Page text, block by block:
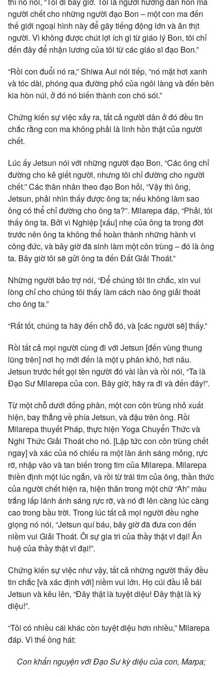
người chết cho những người đạo Bon – một con ma đến
thế giới ngoại hình này để gây tiếng động lớn và ăn thịt
người. Vì không được chút lợi ích gì từ giáo lý Bon, tôi chỉ
đến đây để nhận lương của tôi từ các giáo sĩ đạo Bon.”
“Rồi con đuổi nó ra,” Shiwa Aui nói tiếp, “nó mặt hơi xanh
và tóc dài, phóng qua đường phố của ngôi làng và đến bên
kia hòn núi, ở đó nó biến thành con chó sói.”
Chứng kiến sự việc xảy ra, tất cả người dân ở đó đều tin
chắc rằng con ma không phải là linh hồn thật của người
chết.
Lúc ấy Jetsun nói với những người đạo Bon, “Các ông chỉ
đường cho kẻ giết người, nhưng tôi chỉ đường cho người
chết.” Các thân nhân theo đạo Bon hỏi, “Vậy thì ông,
Jetsun, phải nhìn thấy được ông ta; nếu không làm sao
ông có thể chỉ đường cho ông ta?”. Milarepa đáp, “Phải, tôi
thấy ông ta. Bởi vì Nghiệp [xấu] nhẹ của ông ta trong đời
trước nên ông ta không thể hoàn thành những hành vi
công đức, và bây giờ đã sinh làm một côn trùng – đó là ông
ta. Bây giờ tôi sẽ gửi ông ta đến Đất Giải Thoát.”
Những người bảo trợ nói, “Để chúng tôi tin chắc, xin vui
lòng chỉ cho chúng tôi thấy làm cách nào ông giải thoát
cho ông ta.”
“Rất tốt, chúng ta hãy đến chỗ đó, và [các người sẽ] thấy.”
Rồi tất cả mọi người cùng đi với Jetsun [đến vùng thung
lũng trên] nơi họ mới đến là một ụ phân khô, hơi nâu.
Jetsun trước hết gọi tên người đó vài lần và rồi nói, “Ta là
Đạo Sư Milarepa của con. Bây giờ, hãy ra đi và đến đây!”.
Từ một chỗ dưới đống phân, một con côn trùng nhỏ xuất
hiện, bay thẳng về phía Jetsun, và đậu trên ông. Rồi
Milarepa thuyết Pháp, thực hiện Yoga Chuyển Thức và
Nghi Thức Giải Thoát cho nó. [Lập tức con côn trùng chết
ngay] và xác của nó chiếu ra một làn ánh sáng mỏng, rực
rỡ, nhập vào và tan biến trong tim của Milarepa. Milarepa
thiền định một lúc ngắn, và rồi từ trái tim của ông, thần thức
của người chết hiện ra, hiện thân trong một chữ “Ah” màu
trắng lấp lánh ánh sáng rực rỡ, và nó đi lên càng lúc càng
cao trong bầu trời. Trong lúc tất cả mọi người đều nghe
giọng nó nói, “Jetsun quí báu, bây giờ đã đưa con đến
niềm vui Giải Thoát. Ôi sự gia trì của thầy thật vĩ đại! Ân
huệ của thầy thật vĩ đại!”.
Chứng kiến sự việc như vậy, tất cả những người thấy đều
tin chắc [và xác định với] niềm vui lớn. Họ cúi đầu lễ bái
Jetsun và kêu lên, “Đây thật là tuyệt diệu! Đây thật là kỳ
diệu!”.
“Tôi có nhiều cái khác còn tuyệt diệu hơn nhiều,” Milarepa
đáp. Vì thế ông hát:
Con khẩn nguyện với Đạo Sư kỳ diệu của con, Marpa;